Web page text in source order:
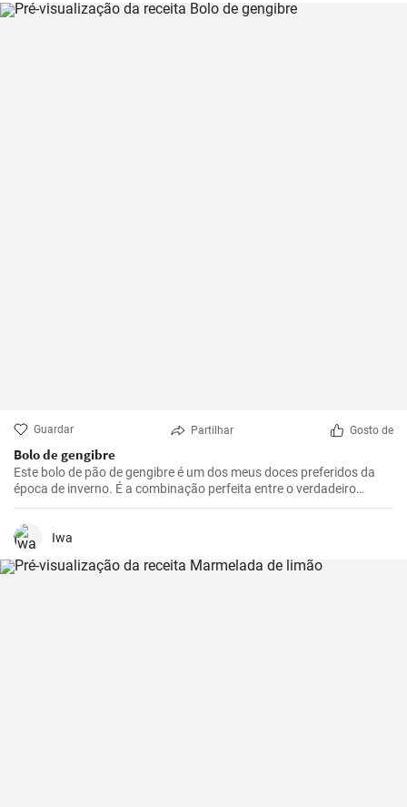
Guardar Partilhar Gosto de
Bolo de gengibre
Este bolo de pão de gengibre é um dos meus doces preferidos da
época de inverno. É a combinação perfeita entre o verdadeiro
aroma a pão de gengibre, o sabor picante, a suavidade e o delicioso
creme de queijo cottage que o torna tão especial. Já o fiz várias
vezes e foi sempre um grande sucesso. Os ingredientes são fáceis
Iwa